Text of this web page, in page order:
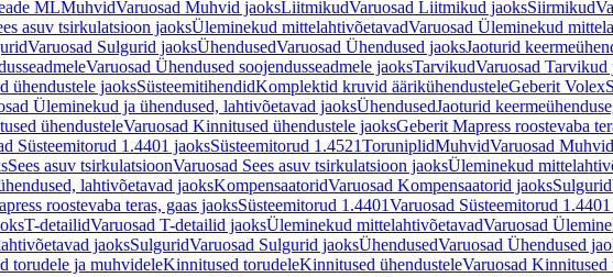
MLMuhvidVaruosad Muhvid jaoksLiitmikudVaruosad Liitmikud jaoksSiirmikud
asuv tsirkulatsioon jaoksÜleminekud mittelahtivõetavadVaruosad Üleminekud
Varuosad Sulgurid jaoksÜhendusedVaruosad Ühendused jaoksJaoturid
Varuosad Ühendused soojendusseadmele jaoksTarvikudVaruosad Tarvikud
ühendustele jaoksSüsteemitihendidKomplektid kruvid äärikühendusteleGeberit Volex
Üleminekud ja ühendused, lahtivõetavad jaoksÜhendusedJaoturid
ühendusteleVaruosad Kinnitused ühendustele jaoksGeberit Mapress roostevaba
Süsteemitorud 1.4401 jaoksSüsteemitorud 1.4521ToruniplidMuhvidVaruosad
Sees asuv tsirkulatsioonVaruosad Sees asuv tsirkulatsioon jaoksÜleminekud
lahtivõetavad jaoksKompensaatoridVaruosad Kompensaatorid jaoksSulgurid
roostevaba teras, gaas jaoksSüsteemitorud 1.4401Varuosad Süsteemitorud
T-detailidVaruosad T-detailid jaoksÜleminekud mittelahtivõetavadVaruosad
jaoksSulguridVaruosad Sulgurid jaoksÜhendusedVaruosad Ühendused
torudele ja muhvideleKinnitused torudeleKinnitused ühendusteleVaruosad Kinnitused